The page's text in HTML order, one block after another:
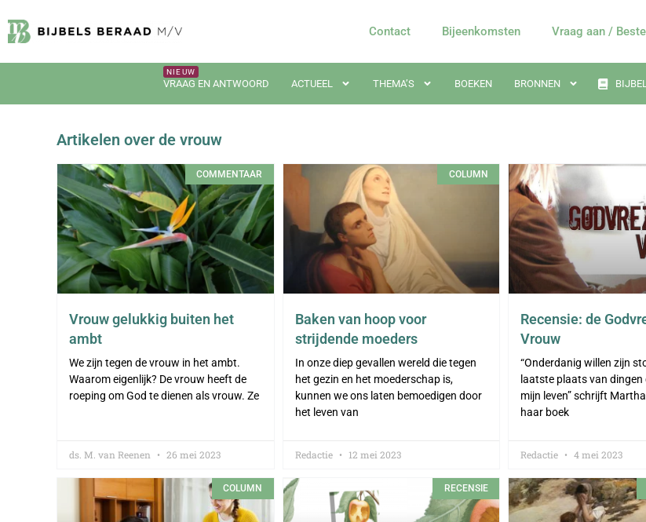
Contact Bijeenkomsten Vraag aan / Bestel
VRAAG EN ANTWOORD ACTUEEL THEMA’S BOEKEN BRONNEN
Artikelen over de vrouw
COMMENTAAR
Vrouw gelukkig buiten het
ambt
We zijn tegen de vrouw in het ambt.
Waarom eigenlijk? De vrouw heeft de
roeping om God te dienen als vrouw. Ze
ds. M. van Reenen 26 mei 2023
COLUMN
Baken van hoop voor
strijdende moeders
In onze diep gevallen wereld die tegen
het gezin en het moederschap is,
kunnen we ons laten bemoedigen door
het leven van
Redactie 12 mei 2023
Recensie: de
Vrouw
“Onderdanig willen zijn
laatste plaats van dingen
mijn leven” schrijft
haar boek
Redactie 4 mei 2023
COLUMN RECENSIE